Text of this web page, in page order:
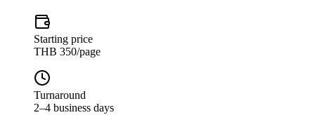
Starting price
THB 350/page
Turnaround
2–4 business days